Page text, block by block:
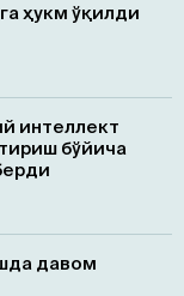
ҳукм ўқилди
интеллект
бўйича
давом